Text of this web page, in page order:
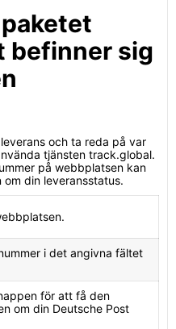
befinner sig
och ta reda på var
tjänsten track.global.
på webbplatsen kan
din leveransstatus.
i det angivna fältet
för att få den
om din Deutsche Post